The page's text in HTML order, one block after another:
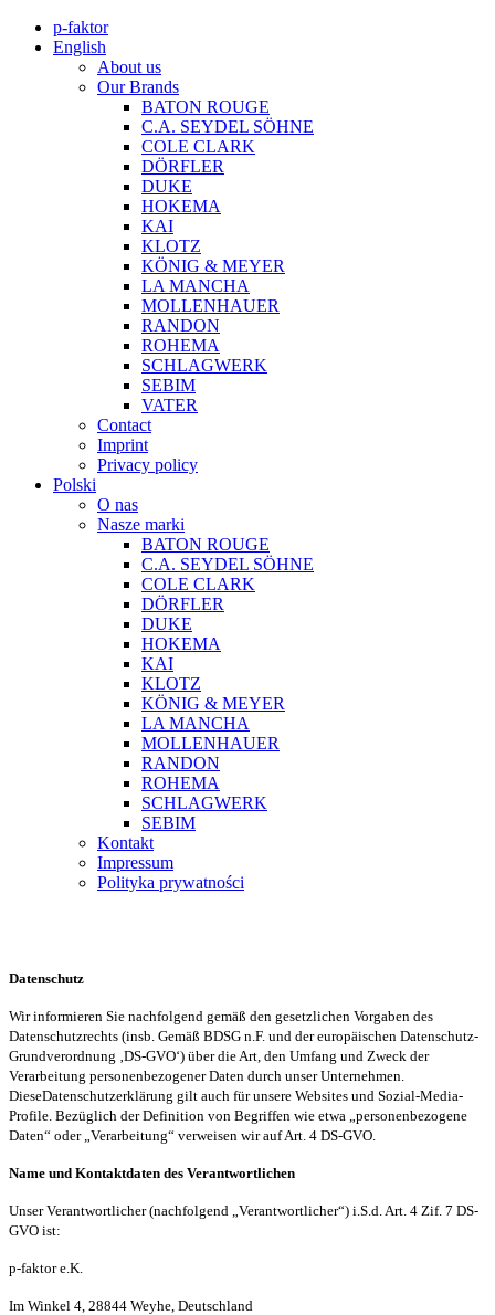
p-faktor
English
About us
Our Brands
BATON ROUGE
C.A. SEYDEL SÖHNE
COLE CLARK
DÖRFLER
DUKE
HOKEMA
KAI
KLOTZ
KÖNIG & MEYER
LA MANCHA
MOLLENHAUER
RANDON
ROHEMA
SCHLAGWERK
SEBIM
VATER
Contact
Imprint
Privacy policy
Polski
O nas
Nasze marki
BATON ROUGE
C.A. SEYDEL SÖHNE
COLE CLARK
DÖRFLER
DUKE
HOKEMA
KAI
KLOTZ
KÖNIG & MEYER
LA MANCHA
MOLLENHAUER
RANDON
ROHEMA
SCHLAGWERK
SEBIM
Kontakt
Impressum
Polityka prywatności
Datenschutz
Wir informieren Sie nachfolgend gemäß den gesetzlichen Vorgaben des
Datenschutzrechts (insb. Gemäß BDSG n.F. und der europäischen Datenschutz-
Grundverordnung ‚DS-GVO‘) über die Art, den Umfang und Zweck der
Verarbeitung personenbezogener Daten durch unser Unternehmen.
DieseDatenschutzerklärung gilt auch für unsere Websites und Sozial-Media-
Profile. Bezüglich der Definition von Begriffen wie etwa „personenbezogene
Daten“ oder „Verarbeitung“ verweisen wir auf Art. 4 DS-GVO.
Name und Kontaktdaten des Verantwortlichen
Unser Verantwortlicher (nachfolgend „Verantwortlicher“) i.S.d. Art. 4 Zif. 7 DS-
GVO ist:
p-faktor e.K.
Im Winkel 4, 28844 Weyhe, Deutschland